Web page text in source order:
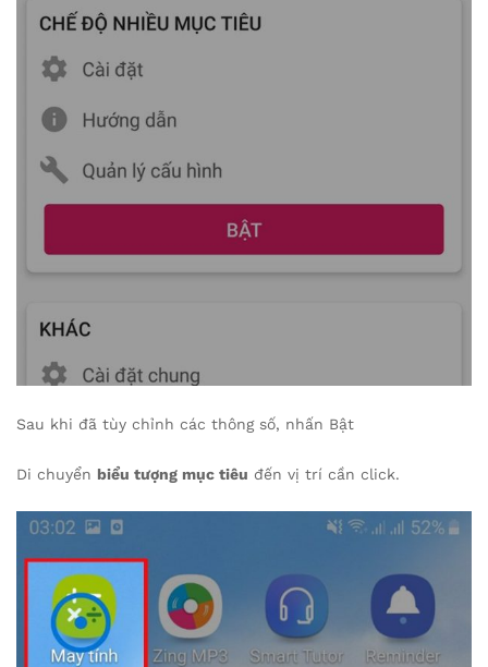
Sau khi đã tùy chỉnh các thông số, nhấn Bật
Di chuyển biểu tượng mục tiêu đến vị trí cần click.